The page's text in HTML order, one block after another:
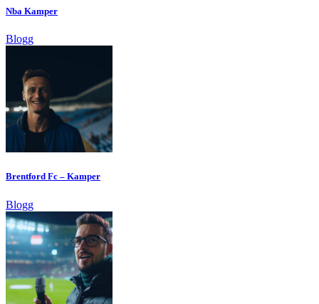
Nba Kamper
Blogg
Brentford Fc – Kamper
Blogg